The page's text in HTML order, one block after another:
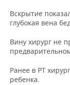
Вскрытие
глубокая вена
Вину хирург не
Ранее в РТ
ребенка.